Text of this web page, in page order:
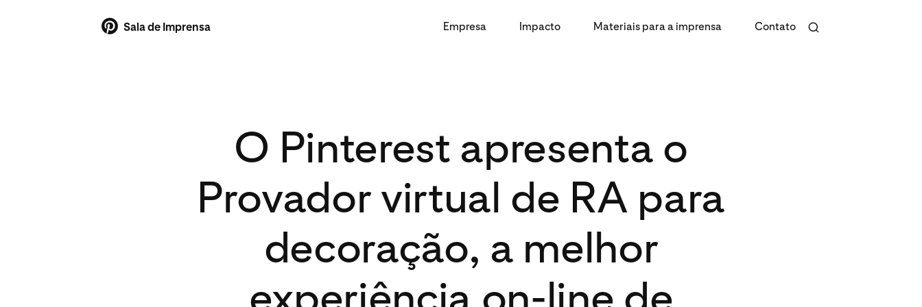
Sala de Imprensa Empresa Impacto Materiais para a imprensa Contato
O Pinterest apresenta o
Provador virtual de RA para
decoração, a melhor